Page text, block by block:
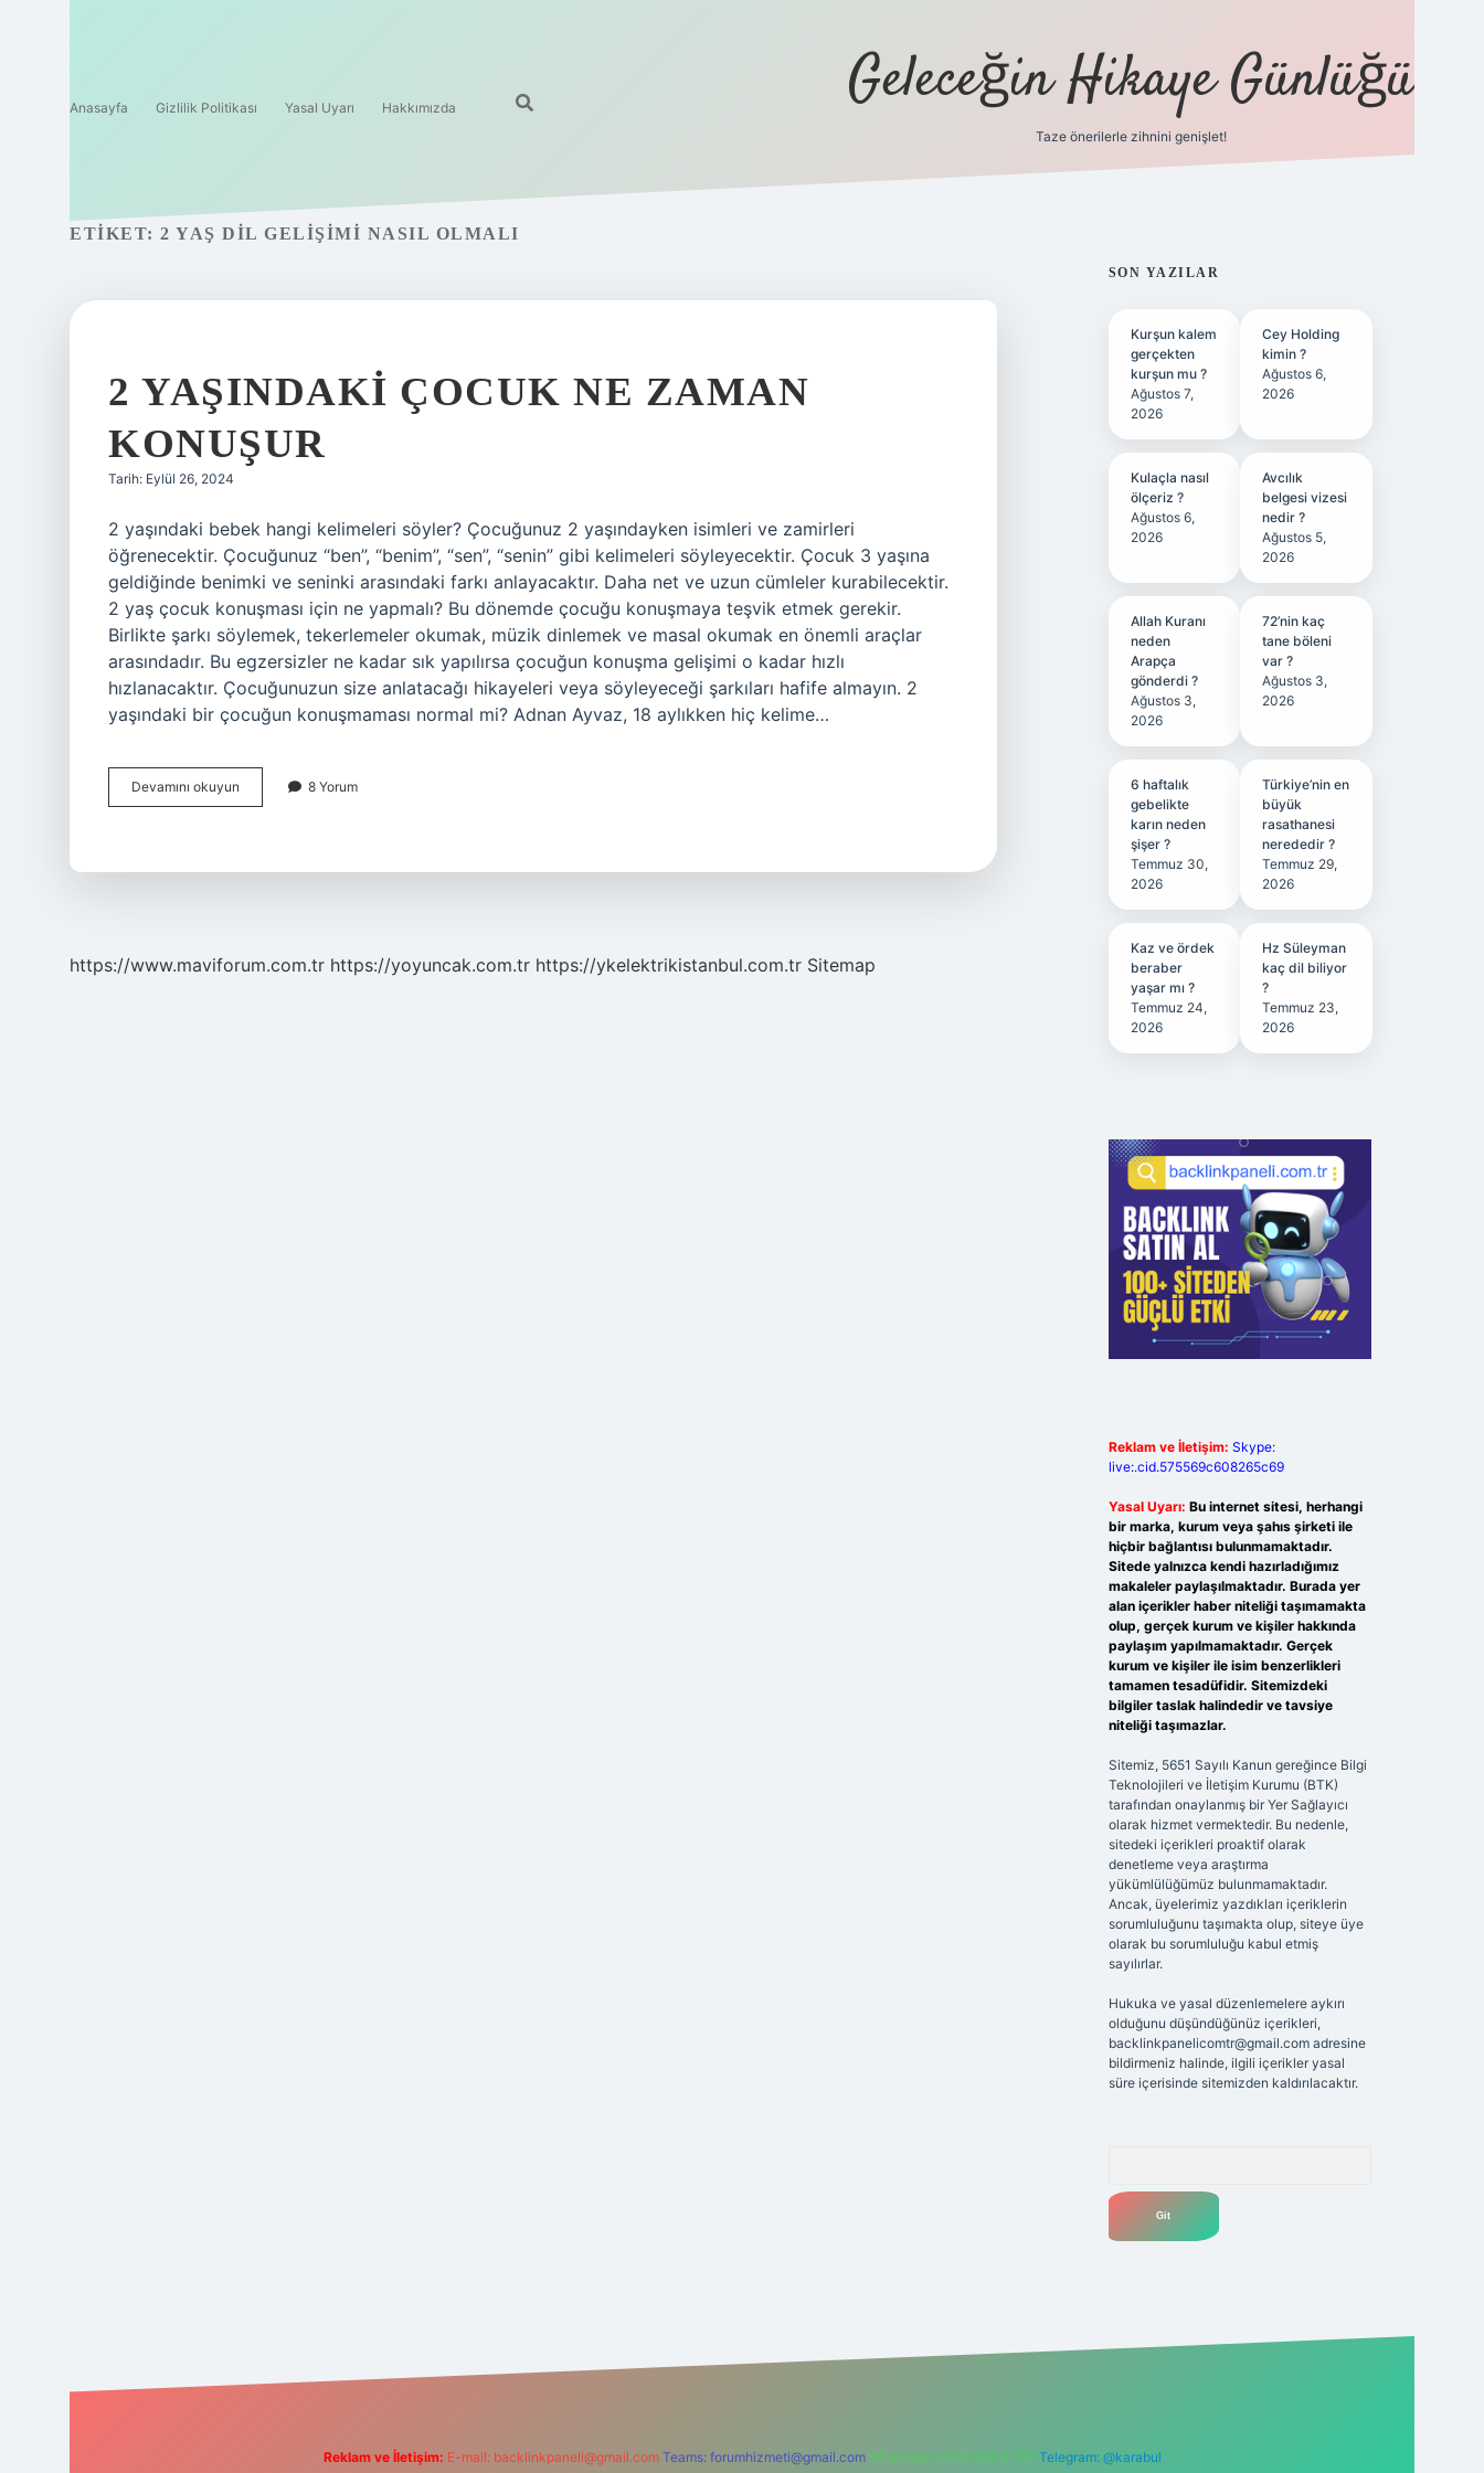
Anasayfa Gizlilik Politikası Yasal Uyarı Hakkımızda Geleceğin Hikaye Günlüğü
Taze önerilerle zihnini genişlet!
ETIKET: 2 YAŞ DIL GELIŞIMI NASIL OLMALI
2 YAŞINDAKI ÇOCUK NE ZAMAN
KONUŞUR
Tarih: Eylül 26, 2024
2 yaşındaki bebek hangi kelimeleri söyler? Çocuğunuz 2 yaşındayken isimleri ve zamirleri
öğrenecektir. Çocuğunuz “ben”, “benim”, “sen”, “senin” gibi kelimeleri söyleyecektir. Çocuk 3 yaşına
geldiğinde benimki ve seninki arasındaki farkı anlayacaktır. Daha net ve uzun cümleler kurabilecektir.
2 yaş çocuk konuşması için ne yapmalı? Bu dönemde çocuğu konuşmaya teşvik etmek gerekir.
Birlikte şarkı söylemek, tekerlemeler okumak, müzik dinlemek ve masal okumak en önemli araçlar
arasındadır. Bu egzersizler ne kadar sık ​​yapılırsa çocuğun konuşma gelişimi o kadar hızlı
hızlanacaktır. Çocuğunuzun size anlatacağı hikayeleri veya söyleyeceği şarkıları hafife almayın. 2
yaşındaki bir çocuğun konuşmaması normal mi? Adnan Ayvaz, 18 aylıkken hiç kelime…
Devamını okuyun
Yaşındaki
8 Yorum
https://www.maviforum.com.tr https://yoyuncak.com.tr https://ykelektrikistanbul.com.tr Sitemap
SIDEBAR
SON YAZILAR
Kurşun kalem
gerçekten
kurşun mu ?
Ağustos 7,
2026
Cey Holding
kimin ?
Ağustos 6,
2026
Kulaçla nasıl
ölçeriz ?
Ağustos 6,
2026
Avcılık
belgesi vizesi
nedir ?
Ağustos 5,
2026
Allah Kuranı
neden
Arapça
gönderdi ?
Ağustos 3,
2026
72’nin kaç
tane böleni
var ?
Ağustos 3,
2026
6 haftalık
gebelikte
karın neden
şişer ?
Temmuz 30,
2026
Türkiye’nin en
büyük
rasathanesi
nerededir ?
Temmuz 29,
2026
Kaz ve ördek
beraber
yaşar mı ?
Temmuz 24,
2026
Hz Süleyman
kaç dil biliyor
?
Temmuz 23,
2026
Reklam ve İletişim: Skype:
live:.cid.575569c608265c69
Yasal Uyarı: Bu internet sitesi, herhangi
bir marka, kurum veya şahıs şirketi ile
hiçbir bağlantısı bulunmamaktadır.
Sitede yalnızca kendi hazırladığımız
makaleler paylaşılmaktadır. Burada yer
alan içerikler haber niteliği taşımamakta
olup, gerçek kurum ve kişiler hakkında
paylaşım yapılmamaktadır. Gerçek
kurum ve kişiler ile isim benzerlikleri
tamamen tesadüfidir. Sitemizdeki
bilgiler taslak halindedir ve tavsiye
niteliği taşımazlar.
Sitemiz, 5651 Sayılı Kanun gereğince Bilgi
Teknolojileri ve İletişim Kurumu (BTK)
tarafından onaylanmış bir Yer Sağlayıcı
olarak hizmet vermektedir. Bu nedenle,
sitedeki içerikleri proaktif olarak
denetleme veya araştırma
yükümlülüğümüz bulunmamaktadır.
Ancak, üyelerimiz yazdıkları içeriklerin
sorumluluğunu taşımakta olup, siteye üye
olarak bu sorumluluğu kabul etmiş
sayılırlar.
Hukuka ve yasal düzenlemelere aykırı
olduğunu düşündüğünüz içerikleri,
backlinkpanelicomtr@gmail.comadresine
bildirmeniz halinde, ilgili içerikler yasal
süre içerisinde sitemizden kaldırılacaktır.
Reklam ve İletişim: E-mail: backlinkpaneli@gmail.com Teams: forumhizmeti@gmail.com Whatsapp: 0262 606 0 726 Telegram: @karabul